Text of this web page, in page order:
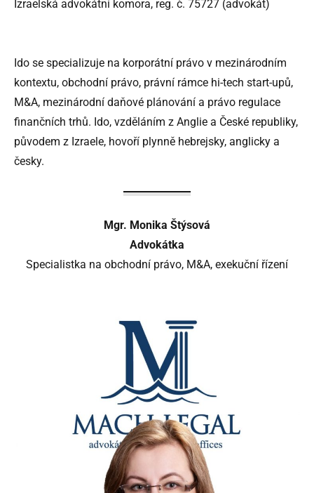
Izraelská advokátní komora, reg. č. 75727 (advokát)
Ido se specializuje na korporátní právo v mezinárodním
kontextu, obchodní právo, právní rámce hi-tech start-upů,
M&A, mezinárodní daňové plánování a právo regulace
finančních trhů. Ido, vzděláním z Anglie a České republiky,
původem z Izraele, hovoří plynně hebrejsky, anglicky a
česky.
Mgr. Monika Štýsová
Advokátka
Specialistka na obchodní právo, M&A, exekuční řízení